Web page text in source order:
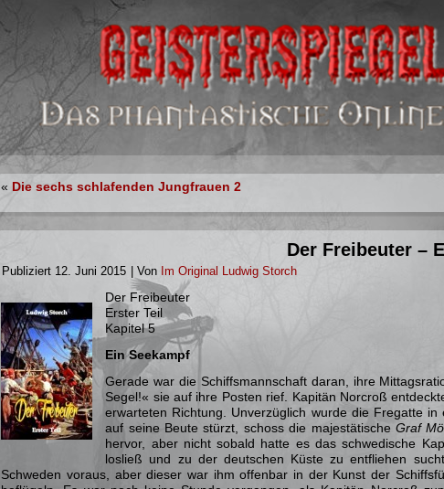
«Die sechs schlafenden Jungfrauen 2
Der Freibeuter –
Publiziert 12. Juni 2015 |Von Im Original Ludwig Storch
Der Freibeuter
Erster Teil
Kapitel 5
Ein Seekampf
Gerade war die Schiffsmannschaft daran, ihre
Segel!« sie auf ihre Posten rief. Kapitän Norcroß
erwarteten Richtung. Unverzüglich wurde die Fregatte
auf seine Beute stürzt, schoss die majestätische Graf
hervor, aber nicht sobald hatte es das schwedische
losließ und zu der deutschen Küste zu entfliehen
Schweden voraus, aber dieser war ihm offenbar in der Kunst der